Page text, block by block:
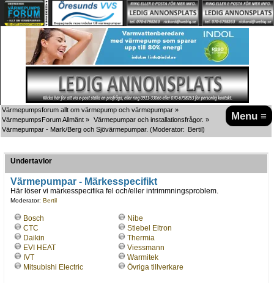
Menu ≡
Värmepumpsforum allt om värmepump och värmepumpar »
VärmepumpsForum Allmänt » Värmepumpar och installationsfrågor. »
Värmepumpar - Mark/Berg och Sjövärmepumpar. (Moderator: Bertil)
Undertavlor
Värmepumpar - Märkesspecifikt
Här löser vi märkesspecifika fel och/eller intrimmningsproblem.
Moderator: Bertil
Bosch
CTC
Daikin
EVI HEAT
IVT
Mitsubishi Electric
Nibe
Stiebel Eltron
Thermia
Viessmann
Warmitek
Övriga tillverkare